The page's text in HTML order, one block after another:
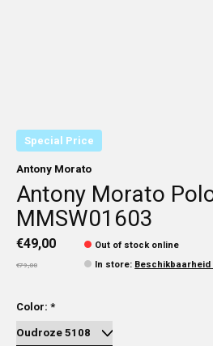
Special Price
Antony Morato
Antony Morato
MMSW01603
€49,00
€79,00
Out of stock online
In store:
Color: *